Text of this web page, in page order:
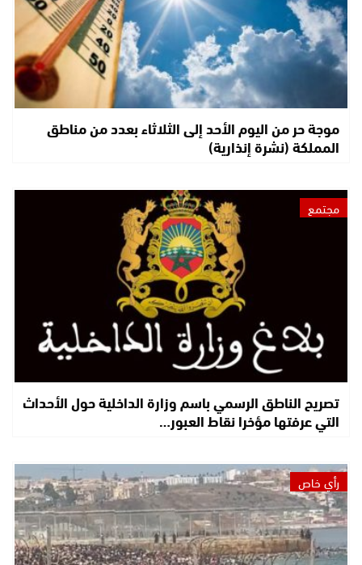
موجة حر من اليوم الأحد إلى الثلاثاء بعدد من مناطق
المملكة (نشرة إنذارية)
مجتمع
تصريح الناطق الرسمي باسم وزارة الداخلية حول الأحداث
التي عرفتها مؤخرا نقاط العبور…
رأي خاص